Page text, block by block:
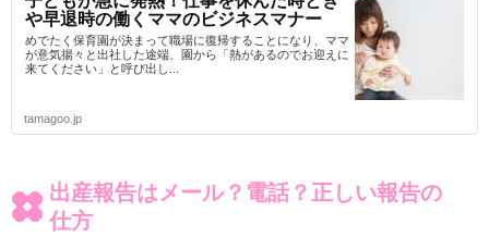
や早退時の働くママのビジネスマナー
めでたく保育園が決まって職場に復帰することになり、ママ
が意気揚々と出社した途端、園から「熱があるのでお迎えに
来てください」と呼び出し...
tamagoo.jp
出産報告はメール？電話？正しい報告の
仕方